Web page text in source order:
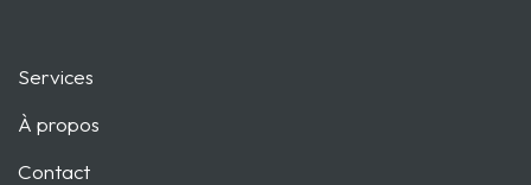
Services
À propos
Contact